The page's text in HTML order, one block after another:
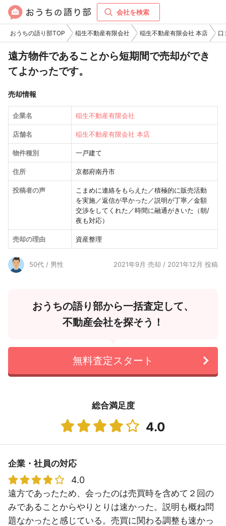
会社を検索
おうちの語り部TOP 稲生不動産有限会社 稲生不動産有限会社 本店 口
遠方物件であることから短期間で売却ができ
てよかったです。
売却情報
企業名 稲生不動産有限会社
店舗名 稲生不動産有限会社 本店
物件種別 一戸建て
住所 京都府南丹市
投稿者の声
こまめに連絡をもらえた／積極的に販売活動
を実施／返信が早かった／説明が丁寧／金額
交渉をしてくれた／時間に融通がきいた（朝/
夜も対応）
売却の理由 資産整理
50代 / 男性 2021年9月 売却 / 2021年12月 投稿
おうちの語り部から一括査定して、
不動産会社を探そう！
無料査定スタート
総合満足度
4.0
企業・社員の対応
4.0
遠方であったため、会ったのは売買時を含めて２回の
みであることからやりとりは速かった。説明も概ね問
題なかったと感じている。売買に関わる調整も速かっ